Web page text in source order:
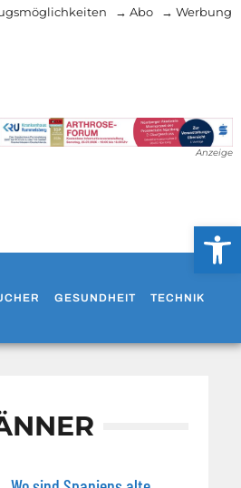
→ Abo → Werbung
Anzeige
GESUNDHEIT TECHNIK